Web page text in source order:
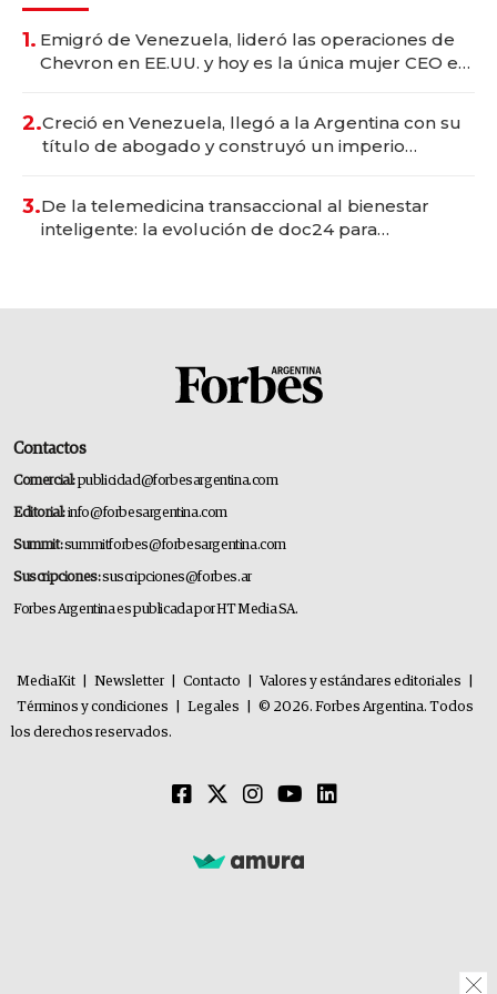
1. Emigró de Venezuela, lideró las operaciones de
Chevron en EE.UU. y hoy es la única mujer CEO en
2.Creció en Venezuela, llegó a la Argentina con su
título de abogado y construyó un imperio
3.De la telemedicina transaccional al bienestar
inteligente: la evolución de doc24 para
Contactos
Comercial:publicidad@forbesargentina.com
Editorial:info@forbesargentina.com
Summit:summitforbes@forbesargentina.com
Suscripciones:suscripciones@forbes.ar
Forbes Argentina es publicada por HT Media SA.
MediaKit Newsletter Contacto Valores y estándares editoriales
Términos y condiciones
Legales
© 2026. Forbes Argentina. Todos
los derechos reservados.